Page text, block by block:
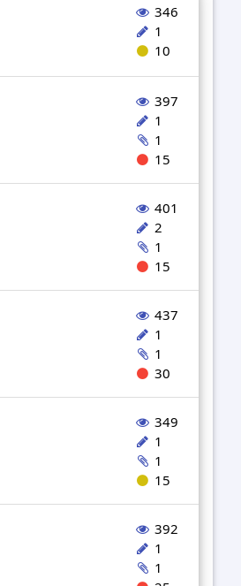
346
1
10
397
1
1
15
401
2
1
15
437
1
1
30
349
1
1
15
392
1
1